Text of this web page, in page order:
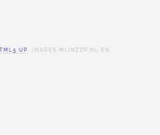
UP . IMAGES MIJNZZP.NL EN